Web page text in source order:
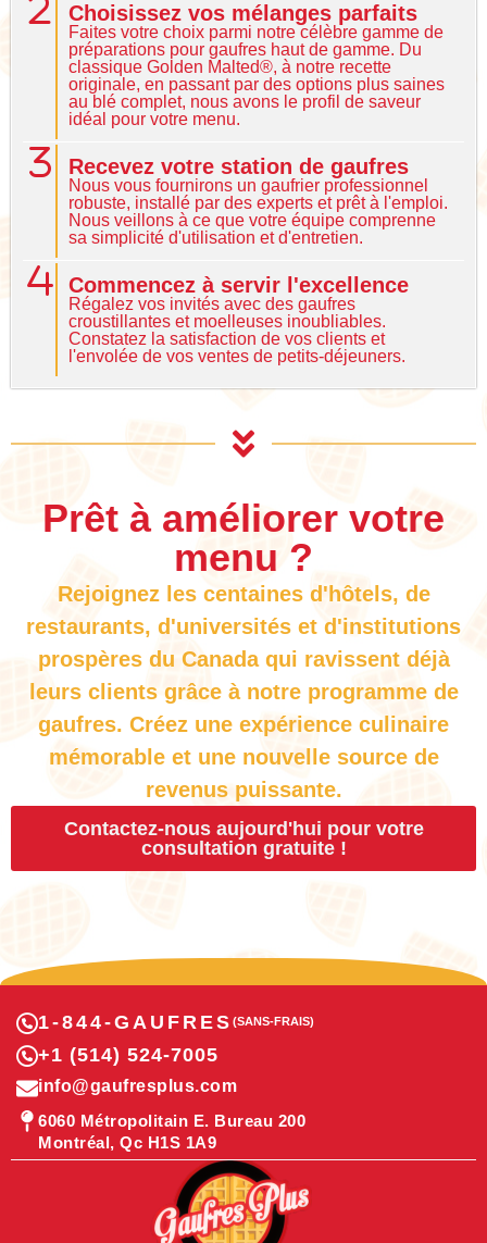
Choisissez vos mélanges parfaits
Faites votre choix parmi notre célèbre gamme de
préparations pour gaufres haut de gamme. Du
classique Golden Malted®, à notre recette
originale, en passant par des options plus saines
au blé complet, nous avons le profil de saveur
idéal pour votre menu.
Recevez votre station de gaufres
Nous vous fournirons un gaufrier professionnel
robuste, installé par des experts et prêt à l'emploi.
Nous veillons à ce que votre équipe comprenne
sa simplicité d'utilisation et d'entretien.
Commencez à servir l'excellence
Régalez vos invités avec des gaufres
croustillantes et moelleuses inoubliables.
Constatez la satisfaction de vos clients et
l'envolée de vos ventes de petits-déjeuners.
Prêt à améliorer votre
menu ?
Rejoignez les centaines d'hôtels, de
restaurants, d'universités et d'institutions
prospères du Canada qui ravissent déjà
leurs clients grâce à notre programme de
gaufres. Créez une expérience culinaire
mémorable et une nouvelle source de
revenus puissante.
Contactez-nous aujourd'hui pour votre
consultation gratuite !
1-844-GAUFRES (SANS-FRAIS)
+1 (514) 524-7005
info@gaufresplus.com
6060 Métropolitain E. Bureau 200
Montréal, Qc H1S 1A9